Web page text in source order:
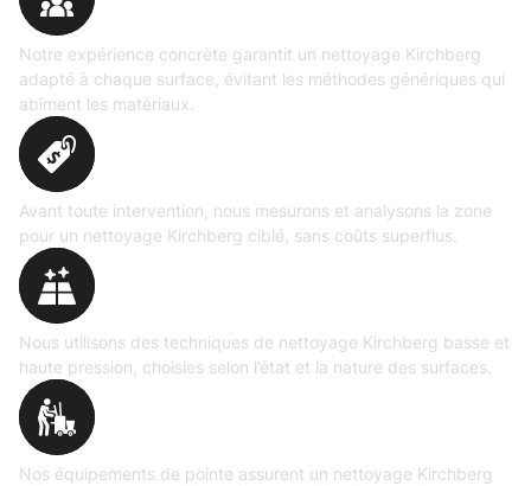
Notre expérience concrète garantit un nettoyage Kirchberg
adapté à chaque surface, évitant les méthodes génériques qui
abîment les matériaux.
Avant toute intervention, nous mesurons et analysons la zone
pour un nettoyage Kirchberg ciblé, sans coûts superflus.
Nous utilisons des techniques de nettoyage Kirchberg basse et
haute pression, choisies selon l’état et la nature des surfaces.
Nos équipements de pointe assurent un nettoyage Kirchberg